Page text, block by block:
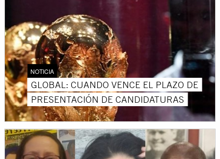
NOTICIA
GLOBAL: CUANDO VENCE EL PLAZO DE
PRESENTACIÓN DE CANDIDATURAS